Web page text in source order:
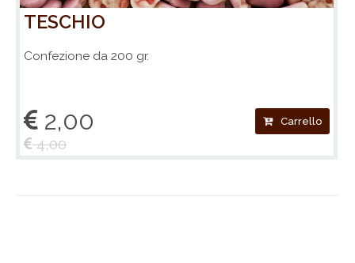
TESCHIO
Confezione da 200 gr.
2,00
4,00
Carrello